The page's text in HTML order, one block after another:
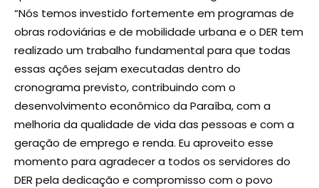
“Nós temos investido fortemente em programas de
obras rodoviárias e de mobilidade urbana e o DER tem
realizado um trabalho fundamental para que todas
essas ações sejam executadas dentro do
cronograma previsto, contribuindo com o
desenvolvimento econômico da Paraíba, com a
melhoria da qualidade de vida das pessoas e com a
geração de emprego e renda. Eu aproveito esse
momento para agradecer a todos os servidores do
DER pela dedicação e compromisso com o povo